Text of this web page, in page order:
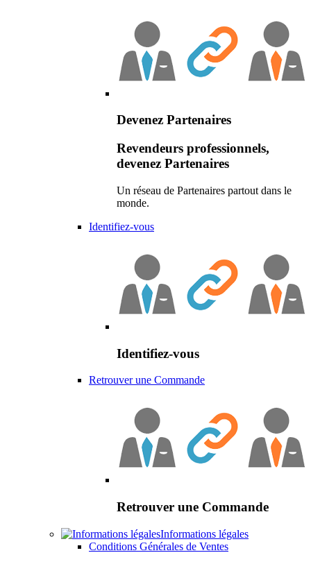
Devenez Partenaires
Revendeurs professionnels,
devenez Partenaires
Un réseau de Partenaires partout dans le
monde.
Identifiez-vous
Identifiez-vous
Retrouver une Commande
Retrouver une Commande
Informations légales
Conditions Générales de Ventes